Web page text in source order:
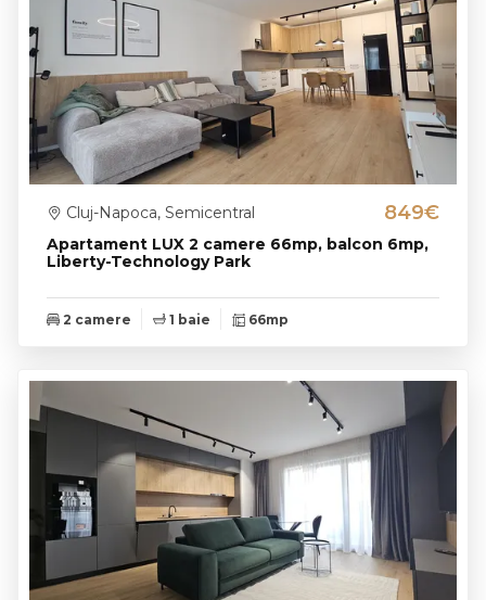
Apartament LUX 2 camere 66mp, balcon 6mp,
Liberty-Technology Park
Cluj-Napoca, Semicentral 849€
2 camere 1 baie 66mp